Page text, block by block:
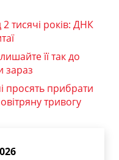
тисячі років: ДНК
її так до
зараз
просять прибрати
тривогу